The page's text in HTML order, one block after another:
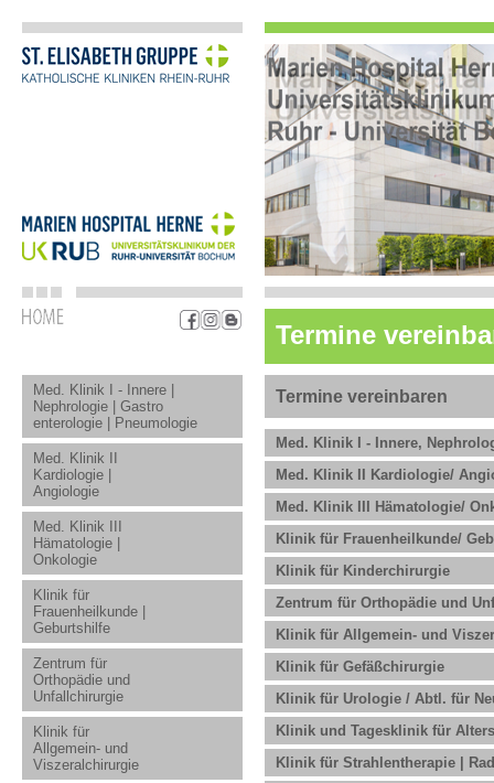
Termine
Med. Klinik I - Innere |
Nephrologie | Gastro
enterologie | Pneumologie
Med. Klinik II
Kardiologie |
Angiologie
Med. Klinik III
Hämatologie |
Onkologie
Klinik für
Frauenheilkunde |
Geburtshilfe
Zentrum für
Orthopädie und
Unfallchirurgie
Klinik für
Allgemein- und
Viszeralchirurgie
Termine vereinbaren
Med. Klinik I - Innere,
Med. Klinik II Kardiologie/
Med. Klinik III Hämatologie/
Klinik für Frauenheilkunde/
Klinik für Kinderchirurgie
Zentrum für Orthopädie und
Klinik für Allgemein- und
Klinik für Gefäßchirurgie
Klinik für Urologie / Abtl. für
Klinik und Tagesklinik für
Klinik für Strahlentherapie |